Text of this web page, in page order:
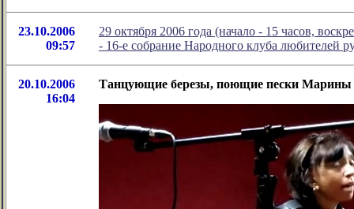
23.10.2006
09:57
29 октября 2006 года (начало - 15 часов,
- 16-е собрание Народного клуба любителей
20.10.2006
16:04
Танцующие березы, поющие пески